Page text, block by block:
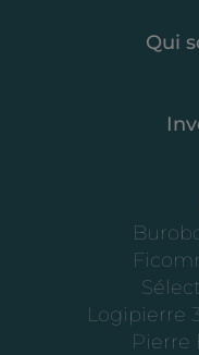
Qui
Logipierre
Pierre